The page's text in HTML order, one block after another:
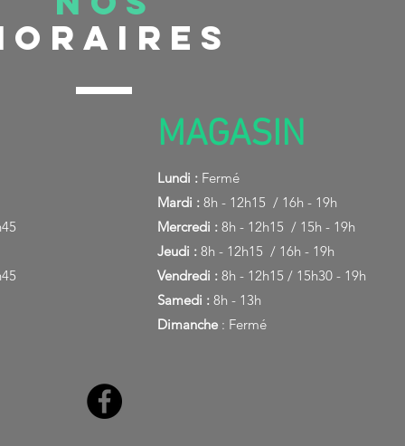
MAGASIN
Lundi : Fermé
Mardi : 8h - 12h15 / 16h - 19h
Mercredi : 8h - 12h15 / 15h - 19h
Jeudi : 8h - 12h15 / 16h - 19h
Vendredi : 8h - 12h15 / 15h30 - 19h
Samedi : 8h - 13h
Dimanche : Fermé